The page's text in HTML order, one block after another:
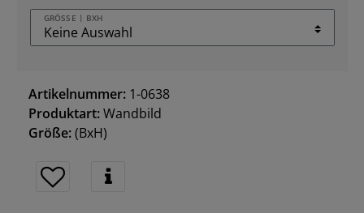
GRÖSSE | BXH
Artikelnummer: 1-0638
Produktart:Wandbild
Größe:(BxH)